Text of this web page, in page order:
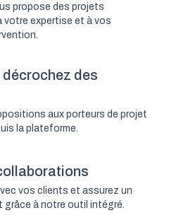
propose des projets
votre expertise et à vos
des
aux porteurs de projet
la plateforme.
vos clients et assurez un
grâce à notre outil intégré.